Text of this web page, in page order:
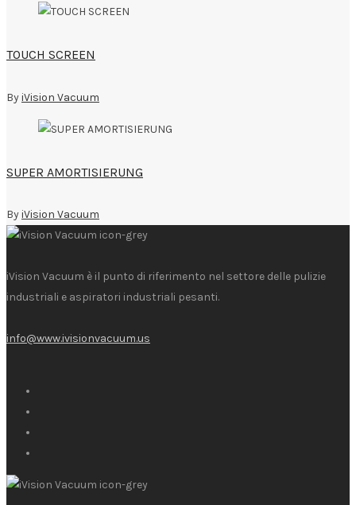
TOUCH SCREEN
ByiVision Vacuum
SUPER AMORTISIERUNG
ByiVision Vacuum
iVision Vacuum è il punto di riferimento nel settore delle pulizie
industriali e aspiratori industriali pesanti.
info@www.ivisionvacuum.us